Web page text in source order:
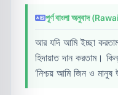
পূর্ণ বাংলা অনুবাদ
আর যদি আমি ইচ্ছা
হিদায়াত দান করতাম।
‘নিশ্চয় আমি জিন ও মানুষ